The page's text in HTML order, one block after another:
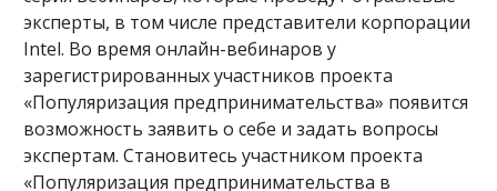
эксперты, в том числе представители корпорации
Intel. Во время онлайн-вебинаров у
зарегистрированных участников проекта
«Популяризация предпринимательства» появится
возможность заявить о себе и задать вопросы
экспертам. Становитесь участником проекта
«Популяризация предпринимательства в